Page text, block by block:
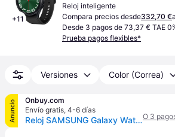
+11
Reloj inteligente
Compara precios desde332,70 €a
Desde 3 pagos de 73,37 € TAE
Prueba pagos flexibles*
Versiones Color (Correa)
Anuncio
Onbuy.com
Envío gratis, 4-6 días
Reloj SAMSUNG Galaxy Watch6 Classic 47mm Plata 4GO 3